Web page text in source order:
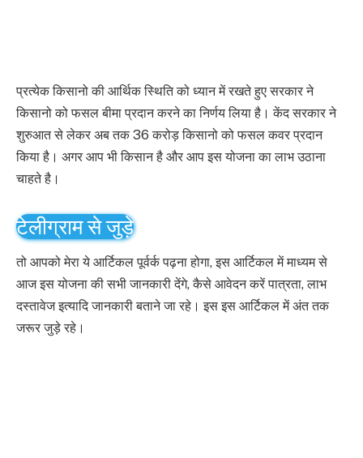
प्रत्येक किसानो की आर्थिक स्थिति को ध्यान में रखते हुए सरकार ने
किसानो को फसल बीमा प्रदान करने का निर्णय लिया है। केंद सरकार ने
शुरुआत से लेकर अब तक 36 करोड़ किसानो को फसल कवर प्रदान
किया है। अगर आप भी किसान है और आप इस योजना का लाभ उठाना
चाहते है।
टेलीग्राम से जुड़े
तो आपको मेरा ये आर्टिकल पूर्वर्क पढ़ना होगा, इस आर्टिकल में माध्यम से
आज इस योजना की सभी जानकारी देंगे, कैसे आवेदन करें पात्रता, लाभ
दस्तावेज इत्यादि जानकारी बताने जा रहे। इस इस आर्टिकल में अंत तक
जरूर जुड़े रहे।